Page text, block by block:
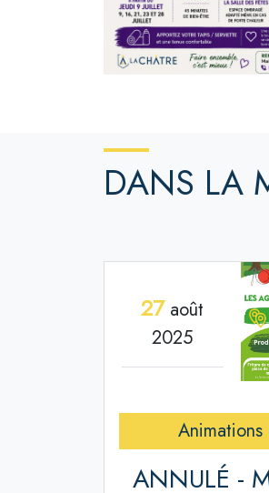
DANS LA
27août
2025
Animations
ANNULÉ -